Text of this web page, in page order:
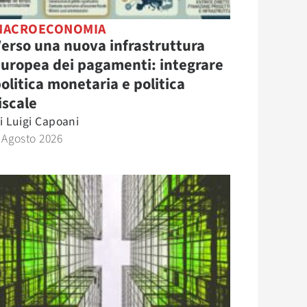
una nuova infrastruttura
dei pagamenti: integrare
monetaria e politica
Luigi Capoani
2026